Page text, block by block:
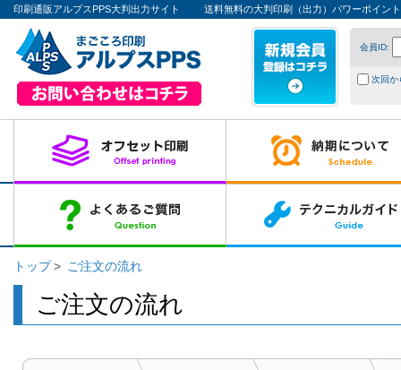
印刷通販アルプスPPS大判出力サイト 送料無料の大判印刷（出力）パワーポイン
会員ID:
次回か
トップ ご注文の流れ
ご注文の流れ